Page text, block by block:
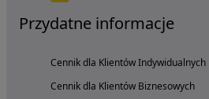
Przydatne informacje
Cennik dla Klientów Indywidualnych
Cennik dla Klientów Biznesowych